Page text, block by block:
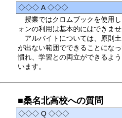
◇◇◇ A ◇◇◇
授業ではクロムブックを使用
ォンの利用は基本的にはできませ
アルバイトについては、原則
が出ない範囲でできることにな
慣れ、学習との両立ができるよ
います。
■桑名北高校への質問
◇◇◇ Q ◇◇◇